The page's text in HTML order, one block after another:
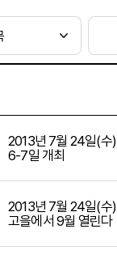
2013년 7월 24일(수
6-7일 개최
2013년 7월 24일(수)
고을에서 9월 열린다